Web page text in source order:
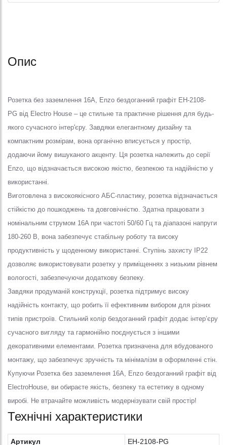
Опис
Розетка без заземлення 16A, Enzo бездоганний графіт EH-2108-
PG від Electro House – це стильне та практичне рішення для будь-
якого сучасного інтер'єру. Завдяки елегантному дизайну та
компактним розмірам, вона органічно вписується у простір,
додаючи йому вишуканого акценту. Ця розетка належить до серії
Enzo, що відзначається високою якістю, безпекою та надійністю у
використанні.
Виготовлена з високоякісного АБС-пластику, розетка відзначається
стійкістю до пошкоджень та довговічністю. Здатна працювати з
номінальним струмом 16A при частоті 50/60 Гц та діапазоні напруги
180-260 В, вона забезпечує стабільну роботу та високу
продуктивність у щоденному використанні. Ступінь захисту IP22
дозволяє використовувати розетку у приміщеннях з низьким рівнем
вологості, забезпечуючи додаткову безпеку.
Завдяки продуманій конструкції, розетка підтримує високу
надійність контакту, що робить її ефективним вибором для різних
типів пристроїв. Стильний колір бездоганний графіт додає інтер’єру
сучасного вигляду та гармонійно поєднується з іншими
декоративними елементами. Розетка призначена для вбудованого
монтажу, що забезпечує зручність та мінімалізм в оформленні стін.
Купуючи Розетка без заземлення 16A, Enzo бездоганний графіт від
ElectroHouse, ви обираєте якість, безпеку та естетику в одному
виробі. Не втрачайте можливість модернізувати свій простір!
Технічні характеристики
Артикул EH-2108-PG